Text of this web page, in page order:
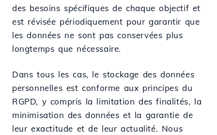
des besoins spécifiques de chaque objectif et
est révisée périodiquement pour garantir que
les données ne sont pas conservées plus
longtemps que nécessaire.
Dans tous les cas, le stockage des données
personnelles est conforme aux principes du
RGPD, y compris la limitation des finalités, la
minimisation des données et la garantie de
leur exactitude et de leur actualité. Nous